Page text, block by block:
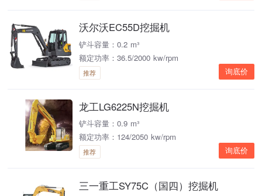
沃尔沃EC55D挖掘机
铲斗容量：0.2 m³
额定功率：36.5/2000 kw/rpm
推荐 询底价
龙工LG6225N挖掘机
铲斗容量：0.9 m³
额定功率：124/2050 kw/rpm
推荐 询底价
三一重工SY75C（国四）挖掘机